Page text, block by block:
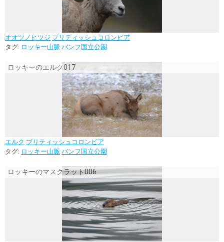
オオツノヒツジ ブリティッシュコロンビア
タグ: ロッキー山脈 バンフ国立公園
ロッキーのエルク017
エルク ブリティッシュコロンビア
タグ: ロッキー山脈 バンフ国立公園
ロッキーのマスクラット006